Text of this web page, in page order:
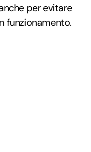
per evitare
funzionamento.